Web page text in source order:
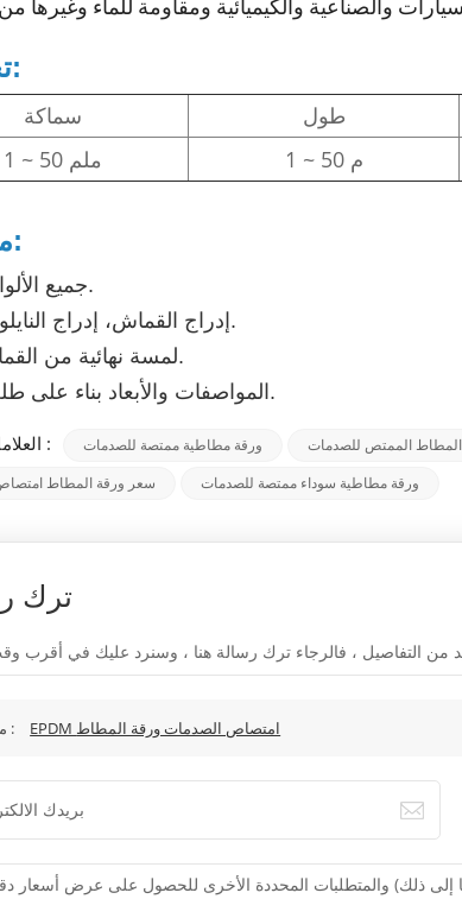
تخصيص:
سماكة طول
1 ~ 50 ملم
1 ~ 50 م
ملحوظة:
جميع الألوان المتاحة.
إدراج القماش، إدراج النايلون المتاحة.
لمسة نهائية من القماش متاحة.
المواصفات والأبعاد بناء على طلب العميل.
العلامات الساخنة : ورقة مطاطية ممتصة للصدمات الممتص للصدمات
سعر ورقة المطاط ورقة مطاطية سوداء ممتصة للصدمات
ترك
موضوع : EPDM امتصاص الصدمات ورقة المطاط